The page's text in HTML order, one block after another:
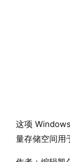
这项
量存储空间用